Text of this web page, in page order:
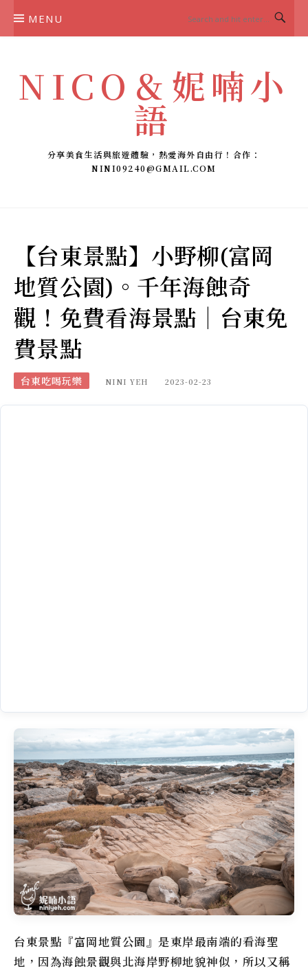
MENU
NICO＆妮喃小
語
分享美食生活與旅遊體驗，熱愛海外自由行！合作：
NINI09240@GMAIL.COM
【台東景點】小野柳(富岡
地質公園)。千年海蝕奇
觀！免費看海景點｜台東免
費景點
台東吃喝玩樂 NINI YEH 2023-02-23
台東景點『富岡地質公園』是東岸最南端的看海聖
地，因為海蝕景觀與北海岸野柳地貌神似，所以又稱